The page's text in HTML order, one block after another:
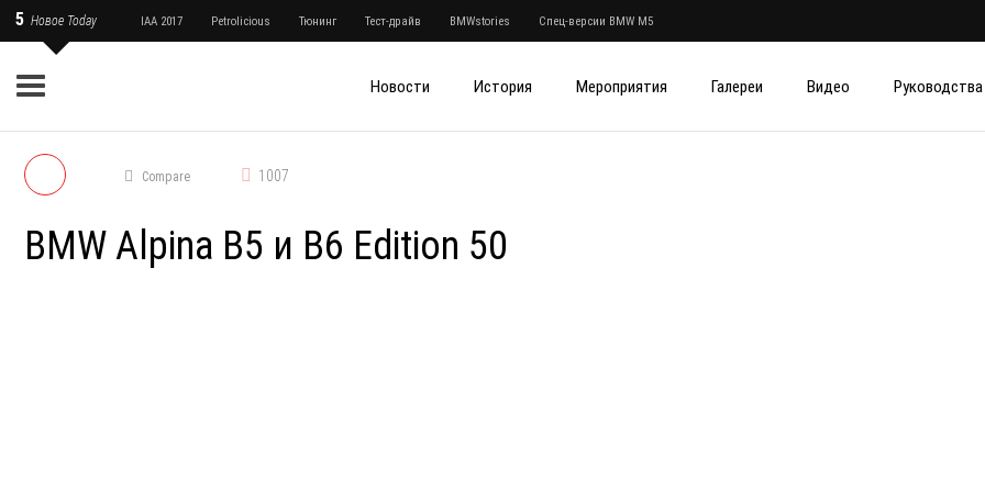
5 Новое Today IAA 2017 Petrolicious Тюнинг Тест-драйв BMWstories Спец-версии BMW M5
Новости История Мероприятия Галереи Видео Руководства
Compare 1007
BMW Alpina B5 и B6 Edition 50